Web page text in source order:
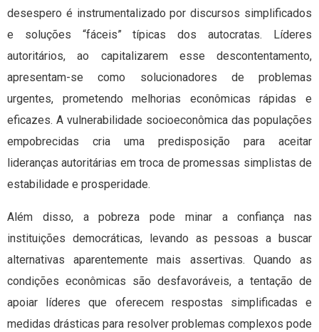
desespero é instrumentalizado por discursos simplificados
e soluções “fáceis” típicas dos autocratas. Líderes
autoritários, ao capitalizarem esse descontentamento,
apresentam-se como solucionadores de problemas
urgentes, prometendo melhorias econômicas rápidas e
eficazes. A vulnerabilidade socioeconômica das populações
empobrecidas cria uma predisposição para aceitar
lideranças autoritárias em troca de promessas simplistas de
estabilidade e prosperidade.
Além disso, a pobreza pode minar a confiança nas
instituições democráticas, levando as pessoas a buscar
alternativas aparentemente mais assertivas. Quando as
condições econômicas são desfavoráveis, a tentação de
apoiar líderes que oferecem respostas simplificadas e
medidas drásticas para resolver problemas complexos pode